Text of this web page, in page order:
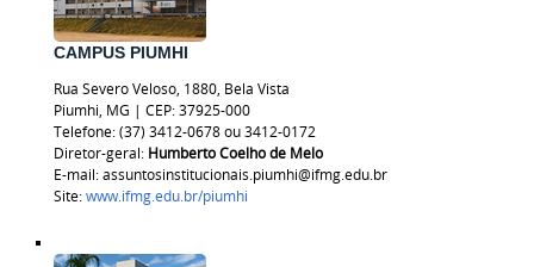
CAMPUS PIUMHI
Rua Severo Veloso, 1880, Bela Vista
Piumhi, MG | CEP: 37925-000
Telefone: (37) 3412-0678 ou 3412-0172
Diretor-geral: Humberto Coelho de Melo
E-mail: assuntosinstitucionais.piumhi@ifmg.edu.br
Site:www.ifmg.edu.br/piumhi